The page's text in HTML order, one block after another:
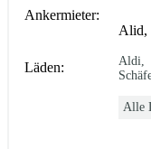
Ankermieter:
Läden: Aldi,
Alle